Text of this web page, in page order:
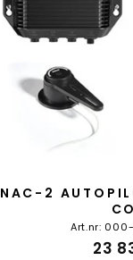
NAC-2
Art.nr:
23